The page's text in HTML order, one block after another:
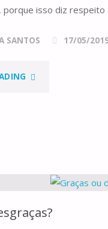
porque isso diz
SANTOS 17/05/
"A
ABERTURA
À